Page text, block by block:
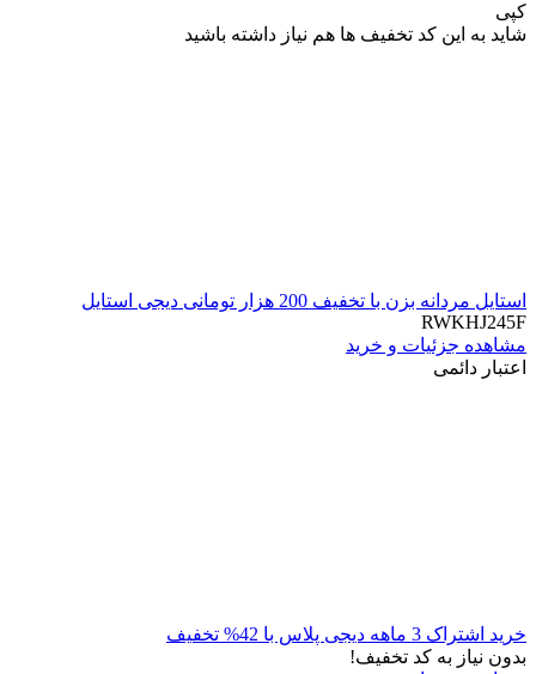
کپی
شاید به این کد تخفیف ها هم نیاز داشته باشید
استایل مردانه بزن با تخفیف 200 هزار تومانی دیجی استایل
RWKHJ245F
مشاهده جزئیات و خرید
اعتبار دائمی
خرید اشتراک 3 ماهه دیجی پلاس با 42% تخفیف
بدون نیاز به کد تخفیف!